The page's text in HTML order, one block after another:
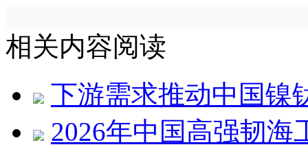
相关内容阅读
下游需求推动中国镍
2026年中国高强韧海